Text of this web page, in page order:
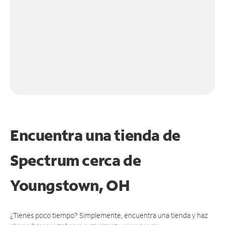
Encuentra una tienda de
Spectrumcerca de
Youngstown, OH
¿Tienes poco tiempo? Simplemente, encuentra una tienda y haz